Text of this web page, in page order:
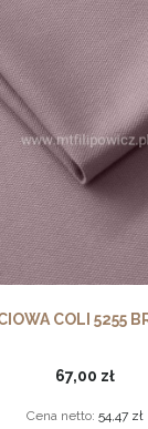
COLI 5255
67,00 zł
Cena netto: 54,47 zł